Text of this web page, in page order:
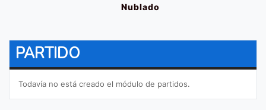
Nublado
PARTIDO
Todavía no está creado el módulo de partidos.